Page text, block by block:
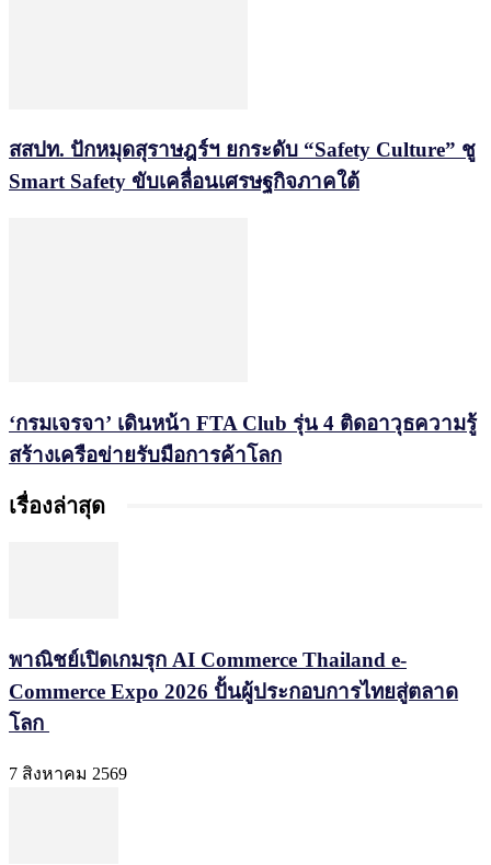
สสปท. ปักหมุดสุราษฎร์ฯ ยกระดับ “Safety Culture” ชู
Smart Safety ขับเคลื่อนเศรษฐกิจภาคใต้
‘กรมเจรจา’ เดินหน้า FTA Club รุ่น 4 ติดอาวุธความรู้
สร้างเครือข่ายรับมือการค้าโลก
เรื่องล่าสุด
พาณิชย์เปิดเกมรุก AI Commerce Thailand e-
Commerce Expo 2026 ปั้นผู้ประกอบการไทยสู่ตลาด
โลก
7 สิงหาคม 2569